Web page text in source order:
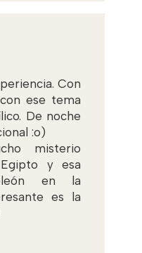
Con
ese tema
De noche
:o)
misterio
y esa
en la
es la